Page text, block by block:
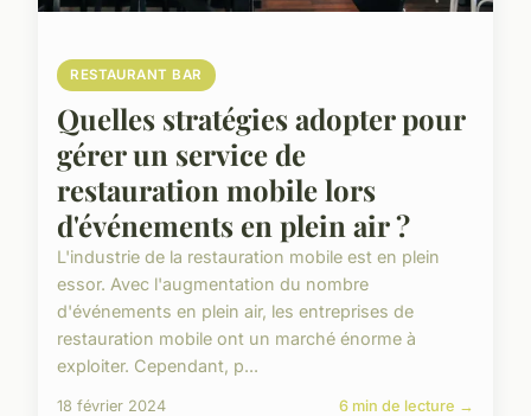
RESTAURANT BAR
Quelles stratégies adopter pour
gérer un service de
restauration mobile lors
d'événements en plein air ?
L'industrie de la restauration mobile est en plein
essor. Avec l'augmentation du nombre
d'événements en plein air, les entreprises de
restauration mobile ont un marché énorme à
exploiter. Cependant, p...
18 février 2024 6 min de lecture →